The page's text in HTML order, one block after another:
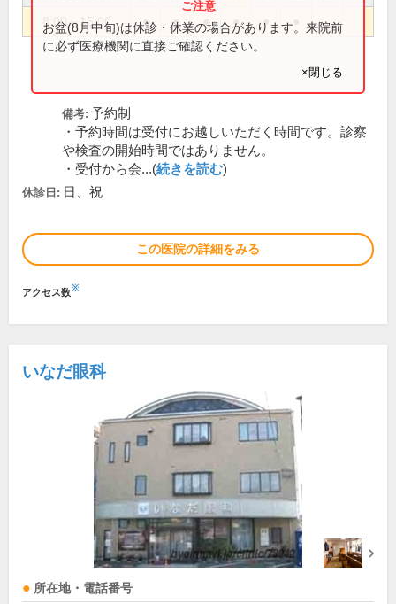
8:00～16:00 ● ● ● ● ●
お盆(8月中旬)は休診・休業の場合があります。来院前
に必ず医療機関に直接ご確認ください。
×閉じる
備考: 予約制
・予約時間は受付にお越しいただく時間です。診察
や検査の開始時間ではありません。
・受付から会...(続きを読む)
休診日: 日、祝
この医院の詳細をみる
アクセス数※
いなだ眼科
所在地・電話番号